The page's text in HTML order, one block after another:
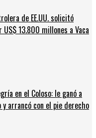
de EE.UU. solicitó
13.800 millones a Vaca
en el Coloso: le ganó a
arrancó con el pie derecho